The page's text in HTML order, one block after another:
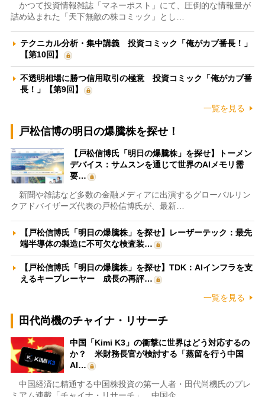
かつて投資情報雑誌「マネーポスト」にて、圧倒的な情報量が
詰め込まれた「天下無敵の株コミック」とし…
テクニカル分析・集中講義 投資コミック「俺がカブ番長！」
【第10回】
不透明相場に勝つ信用取引の極意 投資コミック「俺がカブ番
長！」【第9回】
一覧を見る
戸松信博の明日の爆騰株を探せ！
【戸松信博氏「明日の爆騰株」を探せ】トーメン
デバイス：サムスンを通じて世界のAIメモリ需
要…
新聞や雑誌など多数の金融メディアに出演するグローバルリン
クアドバイザーズ代表の戸松信博氏が、最新…
【戸松信博氏「明日の爆騰株」を探せ】レーザーテック：最先
端半導体の製造に不可欠な検査装…
【戸松信博氏「明日の爆騰株」を探せ】TDK：AIインフラを支
えるキープレーヤー 成長の再評…
一覧を見る
田代尚機のチャイナ・リサーチ
中国「Kimi K3」の衝撃に世界はどう対応するの
か？ 米財務長官が検討する「蒸留を行う中国
AI…
中国経済に精通する中国株投資の第一人者・田代尚機氏のプレ